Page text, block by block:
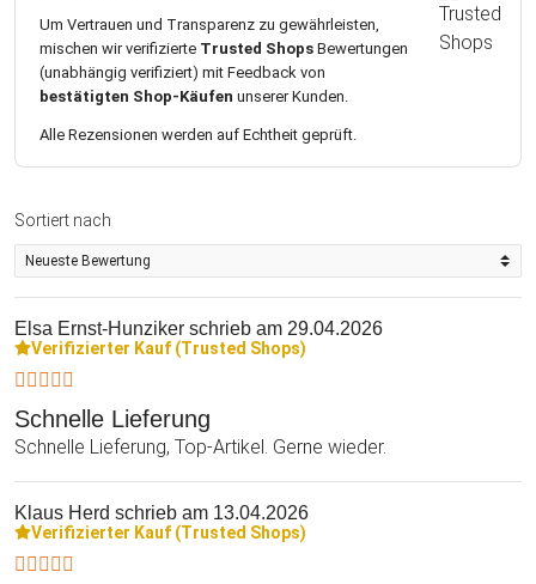
Um Vertrauen und Transparenz zu gewährleisten,
mischen wir verifizierte Trusted Shops Bewertungen
(unabhängig verifiziert) mit Feedback von
bestätigten Shop-Käufen unserer Kunden.
Alle Rezensionen werden auf Echtheit geprüft.
Sortiert nach
Elsa Ernst-Hunziker schrieb am 29.04.2026
Verifizierter Kauf (Trusted Shops)
Schnelle Lieferung
Schnelle Lieferung, Top-Artikel. Gerne wieder.
Klaus Herd schrieb am 13.04.2026
Verifizierter Kauf (Trusted Shops)